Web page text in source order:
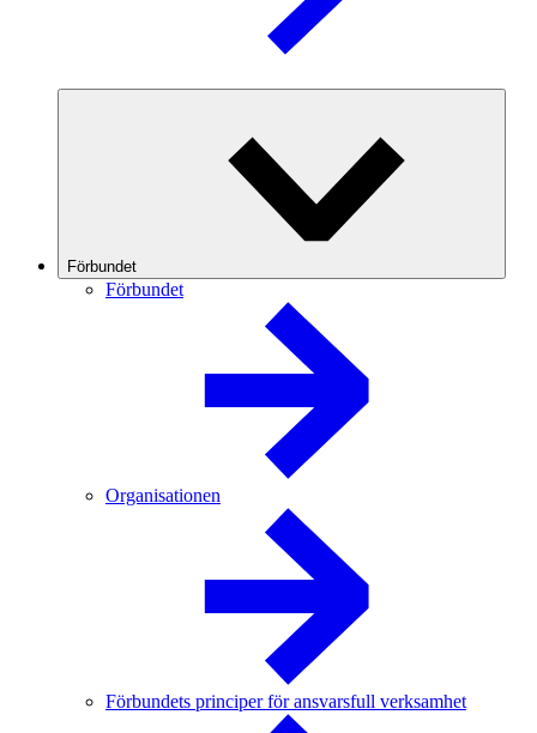
Förbundet
Förbundet
Organisationen
Förbundets principer för ansvarsfull verksamhet